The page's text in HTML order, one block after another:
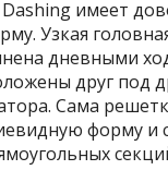
имеет
Узкая
дневными
друг под
Сама
форму и